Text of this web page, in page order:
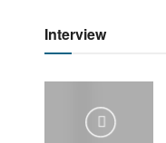
Interview